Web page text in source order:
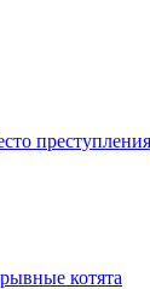
преступления
котята